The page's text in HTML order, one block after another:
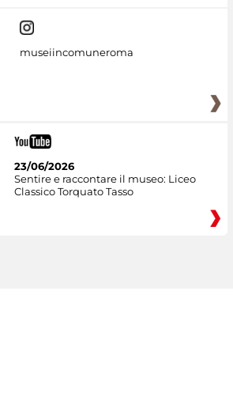
museiincomuneroma
23/06/2026
Sentire e raccontare il museo: Liceo
Classico Torquato Tasso